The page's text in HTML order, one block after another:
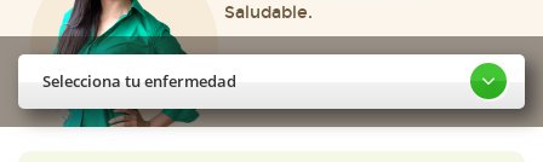
Saludable.
Selecciona tu enfermedad